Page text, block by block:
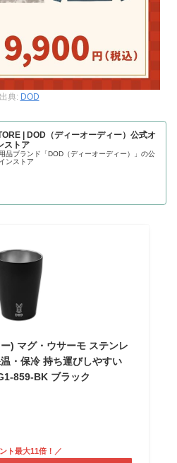
出典: DOD
| DOD（ディーオーディー）公式オ
ストア
品ブランド「DOD（ディーオーディー）」の公
ンストア
) マグ・ウサーモ ステンレ
・保冷 持ち運びしやすい
859-BK ブラック
ト最大11倍！／